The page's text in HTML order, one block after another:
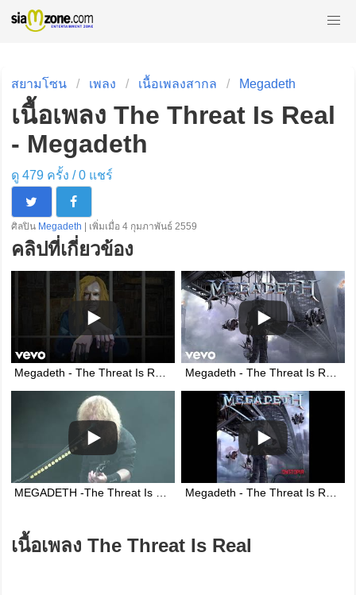
สยามโซน เพลง เนื้อเพลงสากล Megadeth
เนื้อเพลง The Threat Is Real
- Megadeth
ดู 479 ครั้ง /0แชร์
ศิลปิน Megadeth | เพิ่มเมื่อ 4 กุมภาพันธ์ 2559
คลิปที่เกี่ยวข้อง
Megadeth - The Threat Is Real (Official Video) Megadeth - The Threat Is Real (Audio)
MEGADETH -The Threat Is Real - Bloodstock 2017 Megadeth - The Threat Is Real (HD)
เนื้อเพลง The Threat Is Real